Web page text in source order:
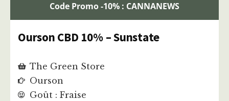
Code Promo -10% : CANNANEWS
Ourson CBD 10% – Sunstate
The Green Store
Ourson
Goût : Fraise